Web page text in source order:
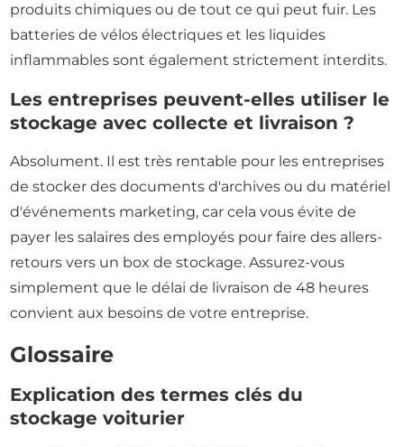
produits chimiques ou de tout ce qui peut fuir. Les
batteries de vélos électriques et les liquides
inflammables sont également strictement interdits.
Les entreprises peuvent-elles utiliser le
stockage avec collecte et livraison ?
Absolument. Il est très rentable pour les entreprises
de stocker des documents d'archives ou du matériel
d'événements marketing, car cela vous évite de
payer les salaires des employés pour faire des allers-
retours vers un box de stockage. Assurez-vous
simplement que le délai de livraison de 48 heures
convient aux besoins de votre entreprise.
Glossaire
Explication des termes clés du
stockage voiturier